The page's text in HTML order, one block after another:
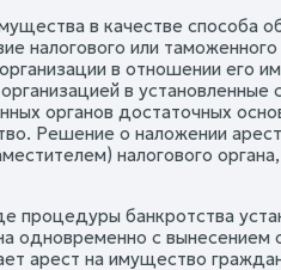
в качестве способа
налогового или
в отношении его
в
органов достаточных
Решение о наложении
налогового
процедуры банкротства
одновременно с
арест на имущество